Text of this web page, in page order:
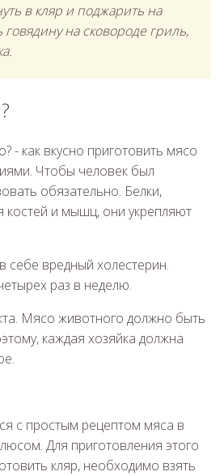
в кляр и поджарить на
на сковороде гриль,
Чтобы человек был
обязательно. Белки,
костей и мышц, они укрепляют
себе вредный холестерин.
раз в неделю.
Мясо животного должно быть
каждая хозяйка должна
с простым рецептом мяса в
Для приготовления этого
кляр, необходимо взять